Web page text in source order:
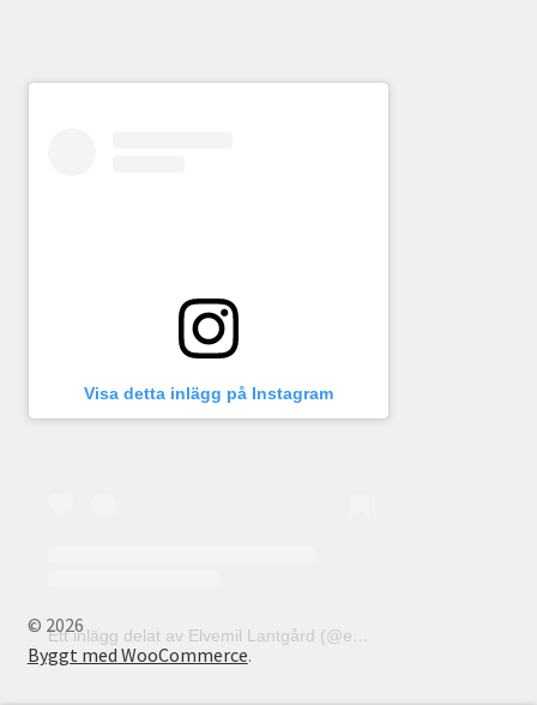
Visa detta inlägg på Instagram
© 2026
Byggt med WooCommerce.